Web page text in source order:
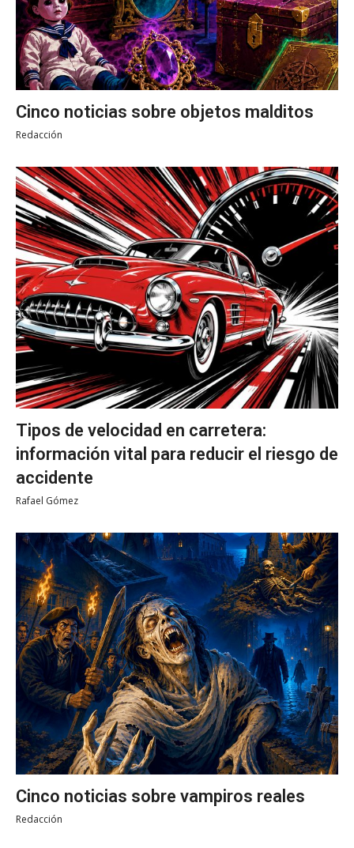
Cinco noticias sobre objetos malditos
Redacción
Tipos de velocidad en carretera:
información vital para reducir el riesgo de
accidente
Rafael Gómez
Cinco noticias sobre vampiros reales
Redacción